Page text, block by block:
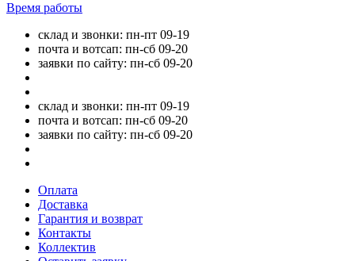
Время работы
склад и звонки: пн-пт 09-19
почта и вотсап: пн-сб 09-20
заявки по сайту: пн-сб 09-20
склад и звонки: пн-пт 09-19
почта и вотсап: пн-сб 09-20
заявки по сайту: пн-сб 09-20
Оплата
Доставка
Гарантия и возврат
Контакты
Коллектив